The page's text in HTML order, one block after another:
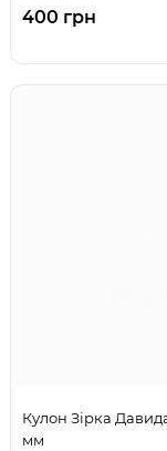
400 грн
Кулон Зірка
мм